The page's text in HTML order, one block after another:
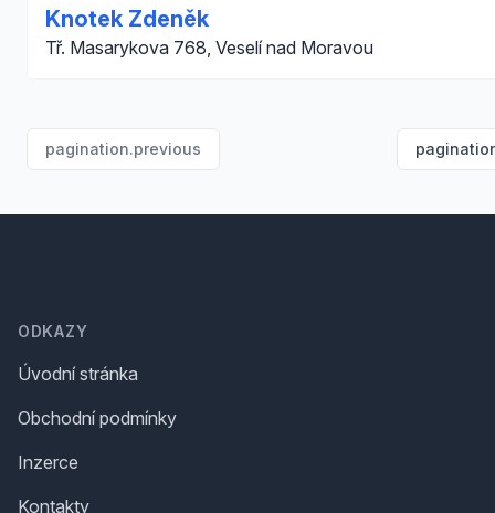
Knotek Zdeněk
Tř. Masarykova 768, Veselí nad Moravou
pagination.previous
ODKAZY
Úvodní stránka
Obchodní podmínky
Inzerce
Kontakty